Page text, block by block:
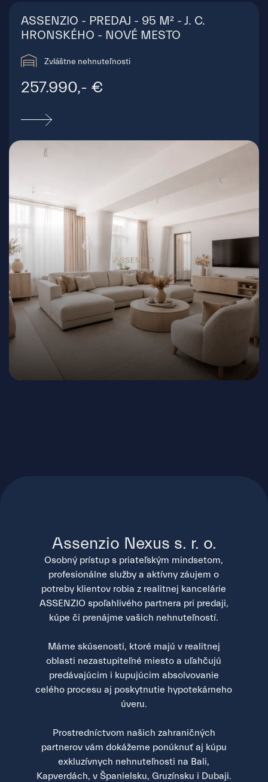
ASSENZIO - PREDAJ - 95 M² - J. C.
HRONSKÉHO - NOVÉ MESTO
Zvláštne nehnuteľnosti
257.990,- €
Assenzio Nexus s. r. o.
Osobný prístup s priateľským mindsetom,
profesionálne služby a aktívny záujem o
potreby klientov robia z realitnej kancelárie
ASSENZIO spoľahlivého partnera pri predaji,
kúpe či prenájme vašich nehnuteľností.
Máme skúsenosti, ktoré majú v realitnej
oblasti nezastupiteľné miesto a uľahčujú
predávajúcim i kupujúcim absolvovanie
celého procesu aj poskytnutie hypotekárneho
úveru.
Prostredníctvom našich zahraničných
partnerov vám dokážeme ponúknuť aj kúpu
exkluzívnych nehnuteľnosti na Bali,
Kapverdách, v Španielsku, Gruzínsku i Dubaji.